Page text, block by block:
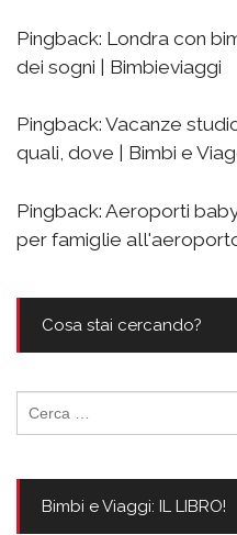
Pingback: Londra con
dei sogni | Bimbieviaggi
Pingback: Vacanze
quali, dove | Bimbi e
Pingback: Aeroporti
per famiglie
Cosa stai cercando?
per:
Bimbi e Viaggi: IL LIBRO!